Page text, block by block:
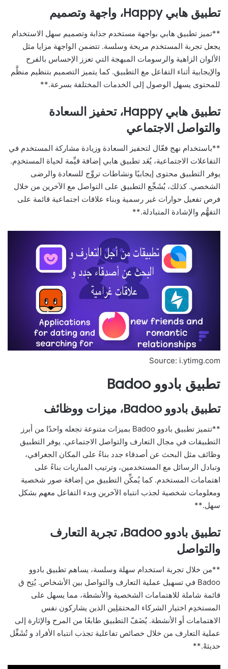
تطبيق هابي Happy، واجهة وتصميم
**تميز تطبيق هابي بواجهة مستخدم جذابة وتصميم سهل الاستخدام
يجعل تجربة المستخدم مريحة وسلسة. تتضمن الواجهة مزايا مثل
الألوان الزاهية والرسومات المبهجة التي تعزز الإحساس بالفرح
والإيجابية أثناء التفاعل مع التطبيق. كما يتميز التصميم بتنظيم منظَّم
للمحتوى يسهل الوصول إلى الخدمات المختلفة بسرعة.**
تطبيق هابي Happy، تحفيز السعادة
والتواصل الاجتماعي
**باستخدام نهج فعّال لتحفيز السعادة وزيادة مشاركة المستخدم في
التفاعلات الاجتماعية، يُعَد تطبيق هابي إضافة قيِّمة لحياة المستخدِم.
يوفر التطبيق محتوى إيجابيًا ونشاطات تروِّج للسعادة والرضى
الشخصي. كذلك، يُشَجِّع التطبيق على التواصل مع الآخرين من خلال
فرص تفعيل حوارات غير رسمية وبناء علاقات اجتماعية قائمة على
التفهُّم والإشادة المتبادلة.**
Source: i.ytimg.com
تطبيق بادوو Badoo
تطبيق بادوو Badoo، ميزات ووظائف
**تتميز تطبيق بادوو Badoo بميزات متنوعة تجعله واحدًا من أبرز
التطبيقات في مجال التعارف والتواصل الاجتماعي. يوفر التطبيق
وظائف مثل البحث عن أصدقاء جدد بناءً على المكان الجغرافي،
وتبادل الرسائل مع المستخدمين، وترتيب المباريات بناءً على
اهتمامات المستخدم. كما يُمكِّن التطبيق من إضافة صور شخصية
ومعلومات شخصية لجذب انتباه الآخرين وبدء التفاعل معهم بشكل
سهل.**
تطبيق بادوو Badoo، تجربة التعارف
والتواصل
**من خلال تجربة استخدام سهلة وسلسة، يساهم تطبيق بادوو
Badoo في تسهيل عملية التعارف والتواصل بين الأشخاص. يُتِح ق
قائمة شاملة للاهتمامات الشخصية والأنشطة، مما يسهل على
المستخدِم اختيار الشركاء المحتمَلِين الذين يشاركون نفس
الاهتمامات أو الأنشطة. يُضَفّ التطبيق طابعًا من المرح والإثارة إلى
عملية التعارف من خلال خصائص تفاعلية تجذب انتباه الأفراد و تُشَغِّل
حديثهْ.**